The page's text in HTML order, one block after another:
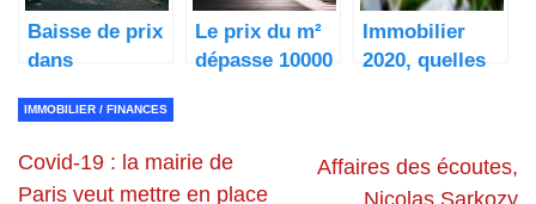
Baisse de prix
dans
Paris passe
000 €/m²
Le prix du m²
dépasse 10000
Immobilier
2020, quelles
IMMOBILIER / FINANCES
Covid-19 : la mairie de
Paris veut mettre en place
Affaires des écoutes,
Nicolas Sarkozy